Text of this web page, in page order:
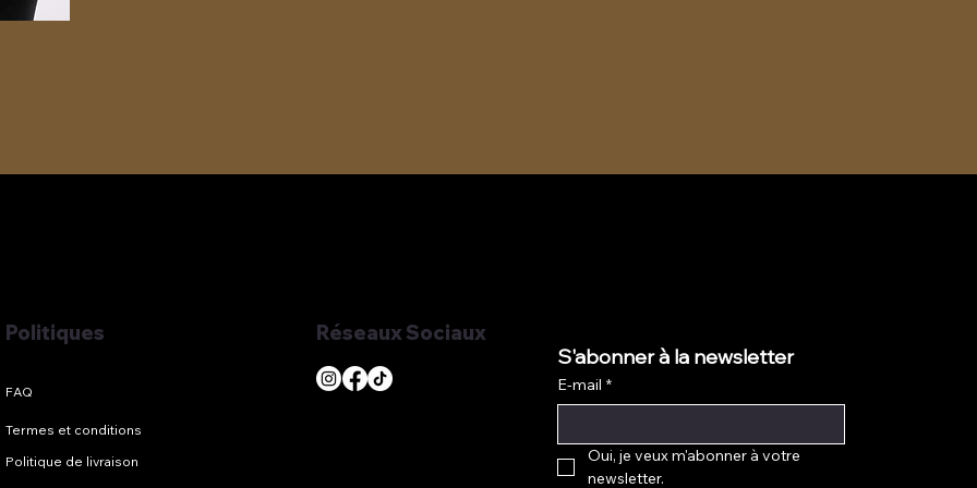
Politiques
Termes et conditions
Politique de livraison
Réseaux Sociaux
S'abonner à la newsletter
E-mail *
Oui, je veux m'abonner à votre
newsletter.